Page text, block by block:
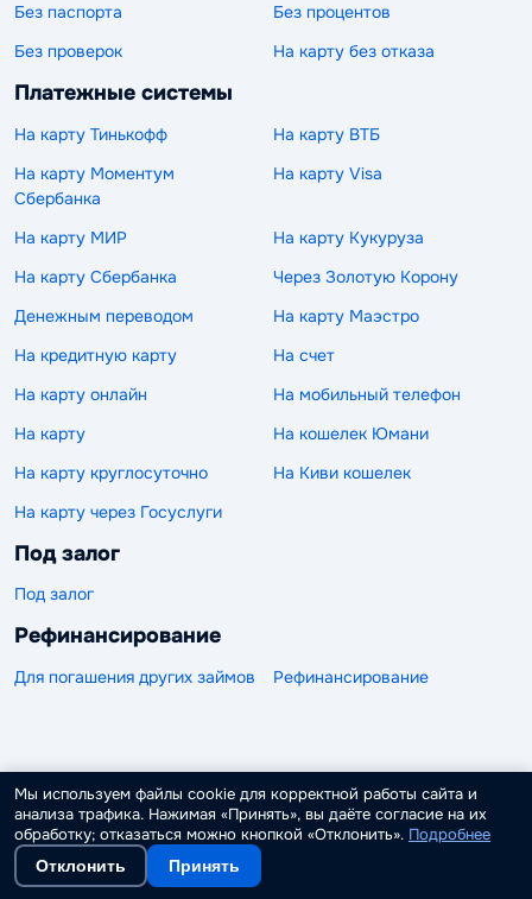
Без паспорта
Без процентов
Без проверок
На карту без отказа
Платежные системы
На карту Тинькофф
На карту ВТБ
На карту Моментум
Сбербанка
На карту Visa
На карту МИР
На карту Кукуруза
На карту Сбербанка
Через Золотую Корону
Денежным переводом
На карту Маэстро
На кредитную карту
На счет
На карту онлайн
На мобильный телефон
На карту
На кошелек Юмани
На карту круглосуточно
На Киви кошелек
На карту через Госуслуги
Под залог
Под залог
Рефинансирование
Для погашения других займов Рефинансирование
предпринимательства Республики Крым
Мы используем файлы cookie для корректной работы сайта и
анализа трафика. Нажимая «Принять», вы даёте согласие на их
обработку; отказаться можно кнопкой «Отклонить». Подробнее
Отклонить Принять